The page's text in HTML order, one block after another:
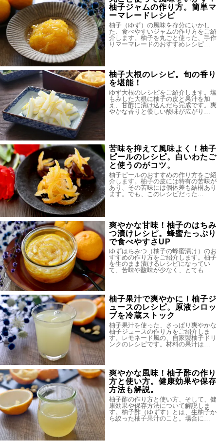
柚子ジャムの作り方。簡単マ
ーマレードレシピ
柚子（ゆず）の風味を存分にいかし
た、食べやすいジャムの作り方をご紹
介します。柚子を丸ごと使った、手作
りマーマレードのおすすめレシピ…
柚子大根のレシピ。旬の香り
を堪能！
ゆず大根のレシピをご紹介します。塩
もみした大根に柚子の皮と果汁を加
え、甘酢に漬け込んだら完成です。爽
やかな香りと優しい酸味が広がり…
苦味を抑えて風味よく！柚子
ピールのレシピ。白いわたご
と使うのがコツ。
柚子ピールのおすすめの作り方をご紹
介します。柚子の皮には特有の苦味が
あり、その苦味には個体差も結構あり
ます。でも、このレシピだった…
爽やかな甘味！柚子のはちみ
つ漬けレシピ。蜂蜜たっぷり
で食べやすさUP
ゆずはちみつ（柚子の蜂蜜漬け）のお
すすめの作り方をご紹介します。柚子
を生のまま漬けるレシピになってい
て、苦味や酸味が少なく、とても…
柚子果汁で爽やかに！柚子ジ
ュースのレシピ。原液シロッ
プを冷蔵ストック
柚子果汁を使った、さっぱり爽やかな
柚子ジュースの作り方をご紹介しま
す。レモネード風の、自家製柚子ドリ
ンクのレシピです。材料の果汁は…
爽やかな風味！柚子酢の作り
方と使い方。健康効果や保存
方法も解説。
柚子酢の作り方と使い方、そして、健
康効果や保存方法について解説しま
す。柚子酢（ゆずす）とは、生柚子か
ら絞った柚子果汁のこと。場合に…